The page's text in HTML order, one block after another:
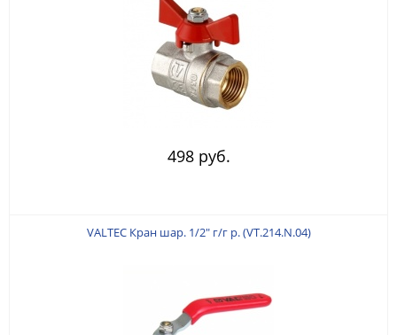
498 руб.
VALTEC Кран шар. 1/2" г/г р. (VT.214.N.04)